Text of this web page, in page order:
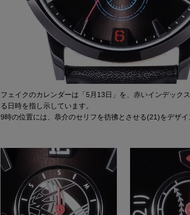
フェイクのカレンダーは「5月13日」を、赤いインデック
る日時を指し示しています。
9時の位置には、恭介のセリフを彷彿とさせる(21)をデザイ